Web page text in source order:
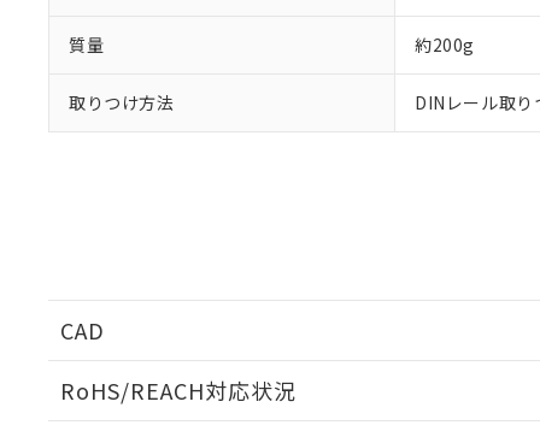
質量 約200g
取りつけ方法 DINレール取り
CAD
RoHS/REACH対応状況